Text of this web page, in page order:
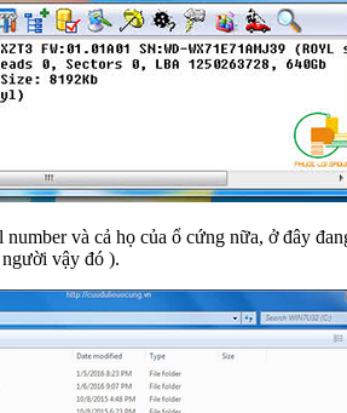
và cả họ của ổ cứng nữa, ở đây
vậy đó ).